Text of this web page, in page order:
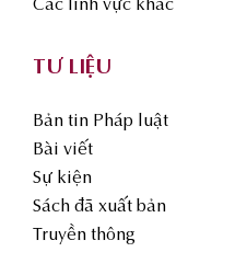
Các lĩnh vực khác
TƯ LIỆU
Bản tin Pháp luật
Bài viết
Sự kiện
Sách đã xuất bản
Truyền thông